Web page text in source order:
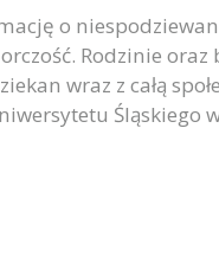
o
Rodzinie
wraz z całą
Śląskiego